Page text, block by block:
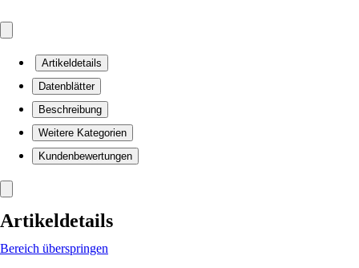
Artikeldetails
Datenblätter
Beschreibung
Weitere Kategorien
Kundenbewertungen
Artikeldetails
Bereich überspringen